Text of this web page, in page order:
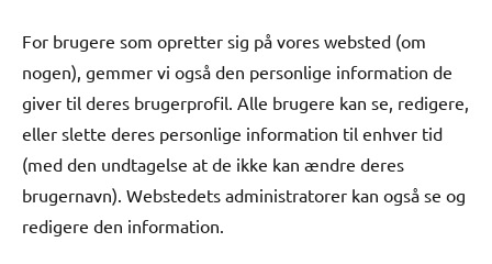
For brugere som opretter sig på vores websted (om
nogen), gemmer vi også den personlige information de
giver til deres brugerprofil. Alle brugere kan se, redigere,
eller slette deres personlige information til enhver tid
(med den undtagelse at de ikke kan ændre deres
brugernavn). Webstedets administratorer kan også se og
redigere den information.